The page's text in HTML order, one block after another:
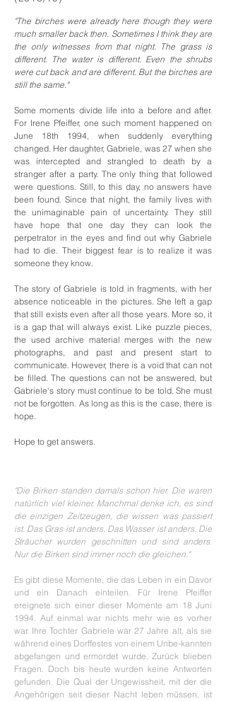
"The birches were already here though they were
much smaller back then. Sometimes I think they are
the only witnesses from that night. The grass is
different. The water is different. Even the shrubs
were cut back and are different. But the birches are
still the same."
Some moments divide life into a before and after.
For Irene Pfeiffer, one such moment happened on
June 18th 1994, when suddenly everything
changed. Her daughter, Gabriele, was 27 when she
was intercepted and strangled to death by a
stranger after a party. The only thing that followed
were questions. Still, to this day, no answers have
been found. Since that night, the family lives with
the unimaginable pain of uncertainty. They still
have hope that one day they can look the
perpetrator in the eyes and find out why Gabriele
had to die. Their biggest fear is to realize it was
someone they know.
The story of Gabriele is told in fragments, with her
absence noticeable in the pictures. She left a gap
that still exists even after all those years. More so, it
is a gap that will always exist. Like puzzle pieces,
the used archive material merges with the new
photographs, and past and present start to
communicate. However, there is a void that can not
be filled. The questions can not be answered, but
Gabriele‘s story must continue to be told. She must
not be forgotten. As long as this is the case, there is
hope.
Hope to get answers.
"Die Birken standen damals schon hier. Die waren
natürlich viel kleiner. Manchmal denke ich, es sind
die einzigen Zeitzeugen, die wissen was passiert
ist. Das Gras ist anders. Das Wasser ist anders. Die
Sträucher wurden geschnitten und sind anders.
Nur die Birken sind immer noch die gleichen."
Es gibt diese Momente, die das Leben in ein Davor
und ein Danach einteilen. Für Irene Pfeiffer
ereignete sich einer dieser Momente am 18 Juni
1994. Auf einmal war nichts mehr wie es vorher
war. Ihre Tochter Gabriele war 27 Jahre alt, als sie
während eines Dorffestes von einem Unbe-kannten
abgefangen und ermordet wurde. Zurück blieben
Fragen. Doch bis heute wurden keine Antworten
gefunden. Die Qual der Ungewissheit, mit der die
Angehörigen seit dieser Nacht leben müssen, ist